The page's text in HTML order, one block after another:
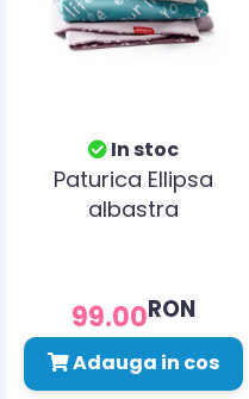
In stoc
Paturica Ellipsa
albastra
99.00RON
Adauga in cos